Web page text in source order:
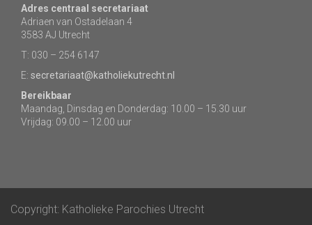
Adres centraal secretariaat
Adriaen van Ostadelaan 4
3583 AJ Utrecht
T: 030 – 254 6147
E: secretariaat@katholiekutrecht.nl
Bereikbaar
Maandag, Dinsdag en Donderdag: 10.00 – 15.30 uur
Vrijdag: 09.00 – 12.00 uur
Copyright: Katholieke Parochies Utrecht